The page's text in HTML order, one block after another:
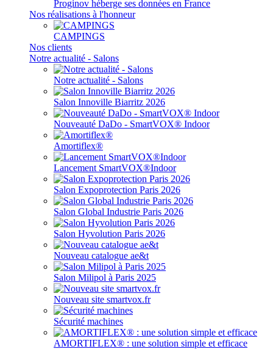
Proginov héberge ses données en France
Nos réalisations à l'honneur
CAMPINGS
Nos clients
Notre actualité - Salons
Notre actualité - Salons
Salon Innoville Biarritz 2026
Nouveauté DaDo - SmartVOX® Indoor
Amortiflex®
Lancement SmartVOX®Indoor
Salon Expoprotection Paris 2026
Salon Global Industrie Paris 2026
Salon Hyvolution Paris 2026
Nouveau catalogue ae&t
Salon Milipol à Paris 2025
Nouveau site smartvox.fr
Sécurité machines
AMORTIFLEX® : une solution simple et efficace